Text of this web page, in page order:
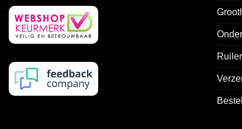
de
productpagina